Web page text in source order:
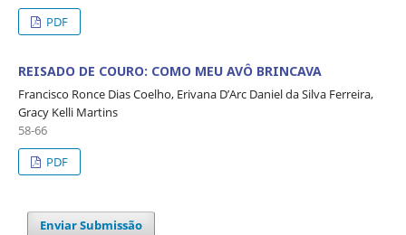
PDF
REISADO DE COURO: COMO MEU AVÔ BRINCAVA
Francisco Ronce Dias Coelho, Erivana D’Arc Daniel da Silva Ferreira,
Gracy Kelli Martins
58-66
PDF
Enviar Submissão